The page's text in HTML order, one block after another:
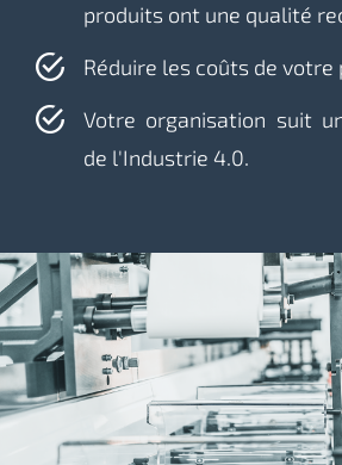
produits ont une qualité
Réduire les coûts de votre
Votre organisation suit
de l'Industrie 4.0.